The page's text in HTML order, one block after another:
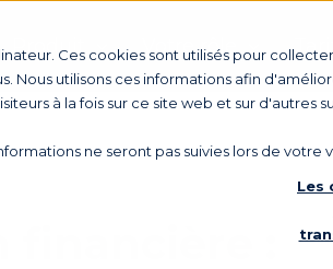
Ces cookies sont utilisés pour
Nous utilisons ces informations afin
à la fois sur ce site web et sur d'autres
ne seront pas suivies lors de
Les
Produit Votre rôle